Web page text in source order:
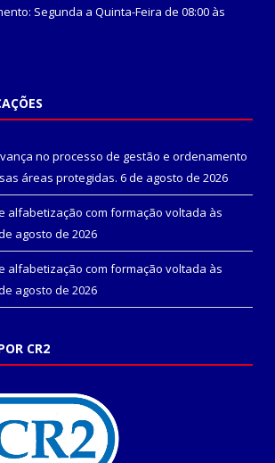
Segunda a Quinta-Feira de 08:00 às
no processo de gestão e ordenamento
áreas protegidas. 6 de agosto de 2026
alfabetização com formação voltada às
agosto de 2026
alfabetização com formação voltada às
agosto de 2026
CR2